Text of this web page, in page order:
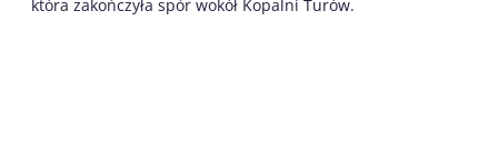
która zakończyła spór wokół Kopalni Turów.